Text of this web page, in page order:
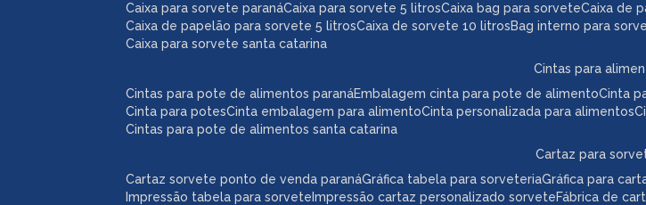
caixa para sorvete 5 litros
caixa bag para sorvete
caixa de
caixa de papelão para sorvete 5 litros
caixa de sorvete 10 litros bag interno para
caixa para sorvete santa catarina
caixa para sorvete paraná
cartaz para
gráfica tabela para sorveteria
gráfica para
impressão tabela para sorvete impressão cartaz personalizado sorvete fábrica de
cartaz sorvete ponto de venda paraná
cintas para
embalagem cinta para pote de alimento
cinta
cinta para potes
cinta embalagem para alimento cinta personalizada para alimentos
cintas para pote de alimentos santa catarina
cintas para pote de alimentos paraná